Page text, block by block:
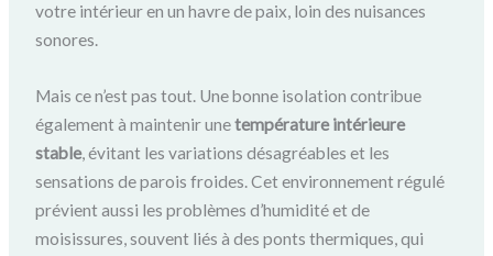
votre intérieur en un havre de paix, loin des nuisances
sonores.
Mais ce n’est pas tout. Une bonne isolation contribue
également à maintenir unetempérature intérieure
stable, évitant les variations désagréables et les
sensations de parois froides. Cet environnement régulé
prévient aussi les problèmes d’humidité et de
moisissures, souvent liés à des ponts thermiques, qui